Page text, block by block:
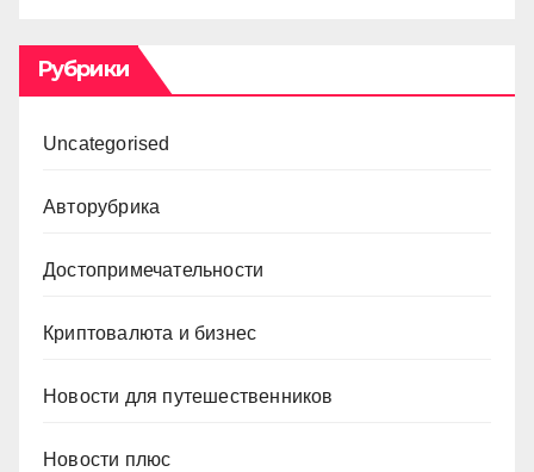
Рубрики
Uncategorised
Авторубрика
Достопримечательности
Криптовалюта и бизнес
Новости для путешественников
Новости плюс